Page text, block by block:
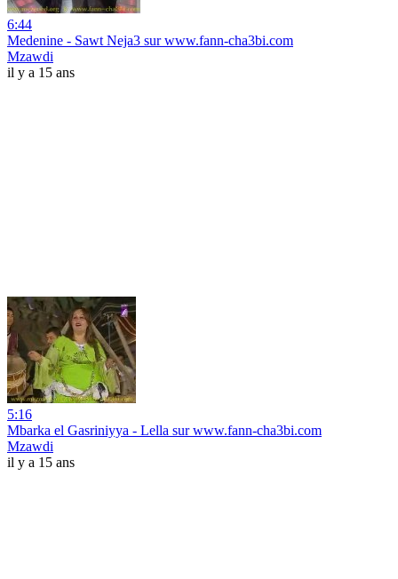
6:44
Medenine - Sawt Neja3 sur www.fann-cha3bi.com
Mzawdi
il y a 15 ans
5:16
Mbarka el Gasriniyya - Lella sur www.fann-cha3bi.com
Mzawdi
il y a 15 ans